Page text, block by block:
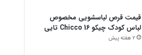
قیمت قرص لباسشویی مخصوص
لباس کودک چیکو Chicco 16 تایی
2 هفته پیش